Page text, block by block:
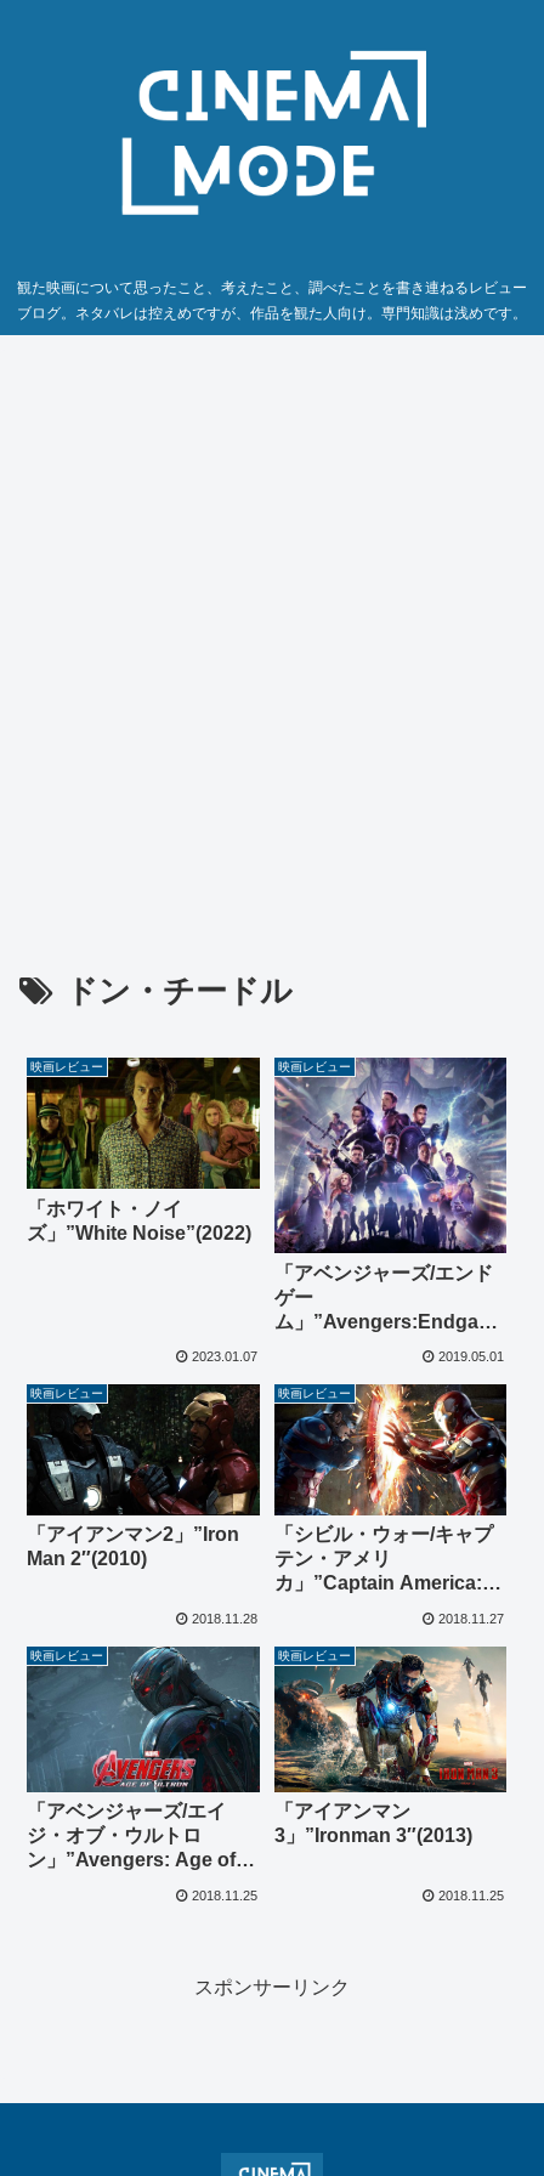
観た映画について思ったこと、考えたこと、調べたことを書き連ねるレビュー
ブログ。ネタバレは控えめですが、作品を観た人向け。専門知識は浅めです。
ドン・チードル
映画レビュー
「ホワイト・ノイ
ズ」”White Noise”(2022)
2023.01.07
映画レビュー
「アベンジャーズ/エンド
ゲー
ム」”Avengers:Endgame
2019.05.01
映画レビュー
「アイアンマン2」”Iron
Man 2″(2010)
2018.11.28
映画レビュー
「シビル・ウォー/キャプ
テン・アメリ
カ」”Captain America:
2018.11.27
映画レビュー
「アベンジャーズ/エイ
ジ・オブ・ウルトロ
ン」”Avengers: Age of
2018.11.25
映画レビュー
「アイアンマン
3」”Ironman 3″(2013)
2018.11.25
スポンサーリンク